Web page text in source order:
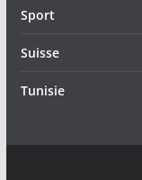
Sport
Suisse
Tunisie